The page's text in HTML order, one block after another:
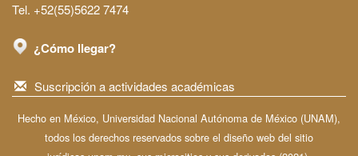
Tel. +52(55)5622 7474
¿Cómo llegar?
Suscripción a actividades académicas
Hecho en México, Universidad Nacional Autónoma de México (UNAM),
todos los derechos reservados sobre el diseño web del sitio